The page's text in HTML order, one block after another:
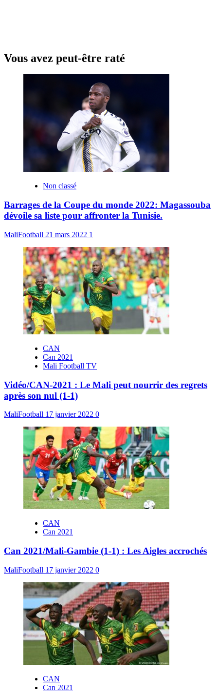
Vous avez peut-être raté
Non classé
Barrages de la Coupe du monde 2022: Magassouba
dévoile sa liste pour affronter la Tunisie.
MaliFootball 21 mars 2022 1
CAN
Can 2021
Mali Football TV
Vidéo/CAN-2021 : Le Mali peut nourrir des regrets
après son nul (1-1)
MaliFootball 17 janvier 2022 0
CAN
Can 2021
Can 2021/Mali-Gambie (1-1) : Les Aigles accrochés
MaliFootball 17 janvier 2022 0
CAN
Can 2021